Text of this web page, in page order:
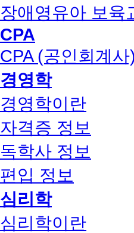
장애영유아 보육
CPA
CPA (공인회계
경영학
경영학이란
자격증 정보
독학사 정보
편입 정보
심리학
심리학이란
나 상담 시로부터 3
만 또는 분쟁처리를
에는 상담 신청이 제한됩
나 상담 시로부터 3
만 또는 분쟁처리를
에는 상담 신청이 제한됩
나 상담 시로부터 3
만 또는 분쟁처리를
에는 상담 신청이 제한됩